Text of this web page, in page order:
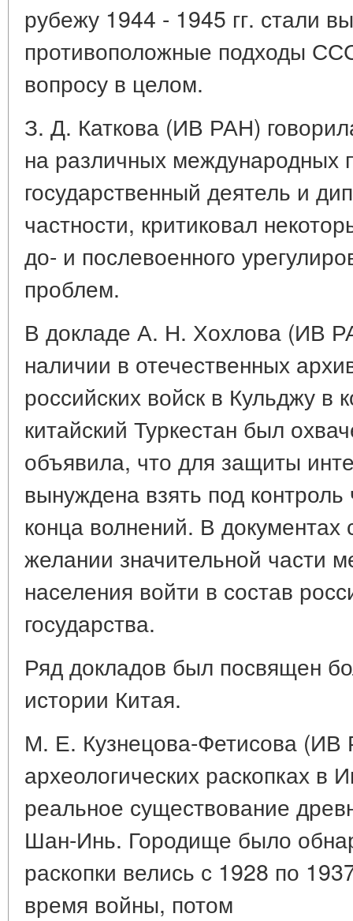
рубежу 1944 - 1945 гг. стали
противоположные подходы
вопросу в целом.
З. Д. Каткова (ИВ РАН)
на различных международных
государственный деятель и
частности, критиковал
до- и послевоенного
проблем.
В докладе А. Н. Хохлова (ИВ
наличии в отечественных
российских войск в Кульджу в
китайский Туркестан был
объявила, что для защиты
вынуждена взять под
конца волнений. В документах
желании значительной части
населения войти в состав
государства.
Ряд докладов был посвящен
истории Китая.
М. Е. Кузнецова-Фетисова (ИВ
археологических раскопках в
реальное существование
Шан-Инь. Городище было
раскопки велись с 1928 по
время войны, потом